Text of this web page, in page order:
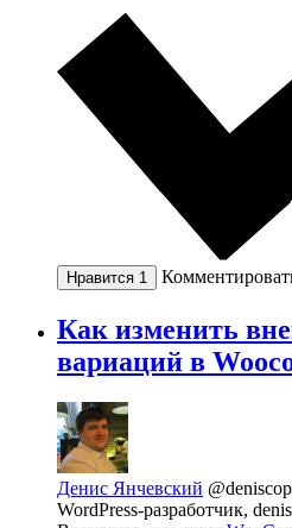
Нравится 1
Как изменить
вариаций в
Денис Янчевский
WordPress-разработчик,